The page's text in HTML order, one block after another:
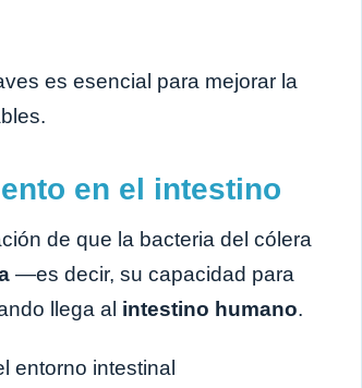
es esencial para mejorar la
en el intestino
de que la bacteria del cólera
—es decir, su capacidad para
llega al intestino humano.
entorno intestinal